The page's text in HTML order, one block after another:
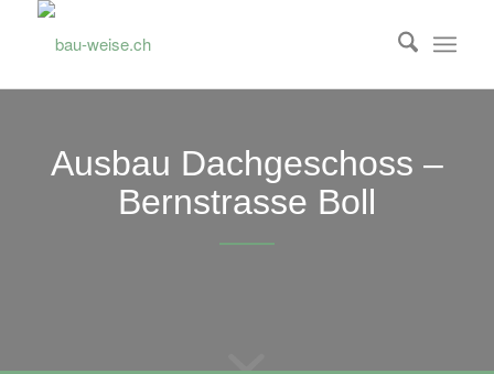
Ausbau Dachgeschoss –
Bernstrasse Boll